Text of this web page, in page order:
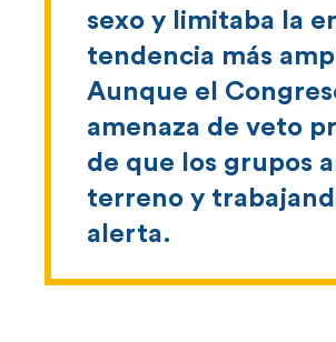
sexo y limitaba la
tendencia más
Aunque el
amenaza de veto
de que los grupos
terreno y
alerta.